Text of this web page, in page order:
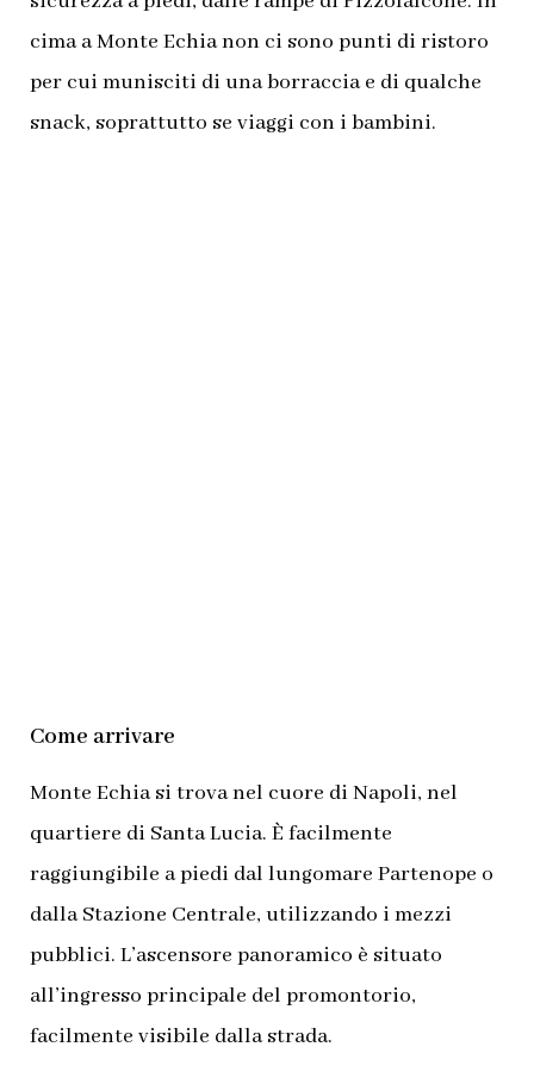
cima a Monte Echia non ci sono punti di ristoro
per cui munisciti di una borraccia e di qualche
snack, soprattutto se viaggi con i bambini.
Come arrivare
Monte Echia si trova nel cuore di Napoli, nel
quartiere di Santa Lucia. È facilmente
raggiungibile a piedi dal lungomare Partenope o
dalla Stazione Centrale, utilizzando i mezzi
pubblici. L’ascensore panoramico è situato
all’ingresso principale del promontorio,
facilmente visibile dalla strada.